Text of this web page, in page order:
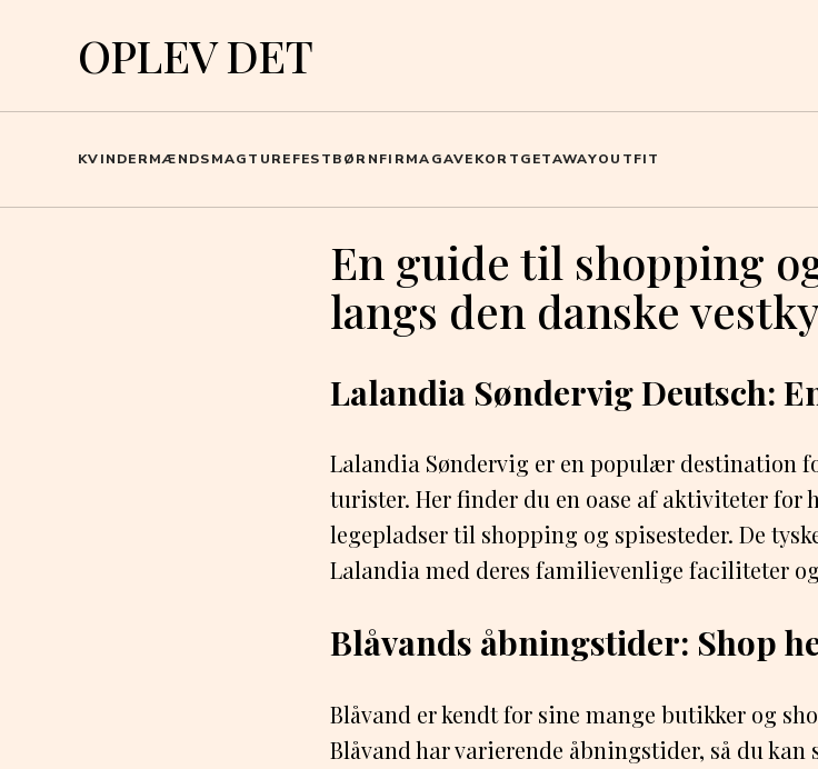
OPLEV DET
KVINDERMÆNDSMAGTUREFESTBØRNFIRMAGAVEKORTGETAWAYOUTFIT
En guide til shopping
langs den danske
Lalandia Søndervig Deutsch:
Lalandia Søndervig er en populær destination
turister. Her finder du en oase af aktiviteter for
legepladser til shopping og spisesteder. De
Lalandia med deres familievenlige faciliteter
Blåvands åbningstider: Shop
Blåvand er kendt for sine mange butikker og
Blåvand har varierende åbningstider, så du kan